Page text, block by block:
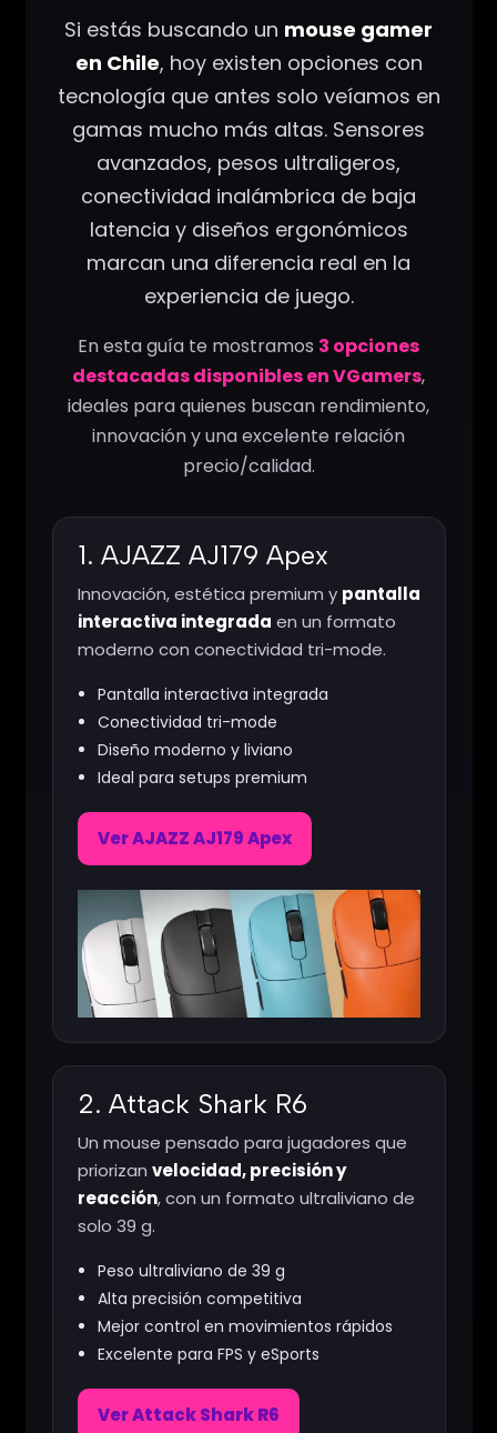
Si estás buscando un mouse gamer
en Chile, hoy existen opciones con
tecnología que antes solo veíamos en
gamas mucho más altas. Sensores
avanzados, pesos ultraligeros,
conectividad inalámbrica de baja
latencia y diseños ergonómicos
marcan una diferencia real en la
experiencia de juego.
En esta guía te mostramos 3 opciones
destacadas disponibles en VGamers,
ideales para quienes buscan rendimiento,
innovación y una excelente relación
precio/calidad.
1. AJAZZ AJ179 Apex
Innovación, estética premium y pantalla
interactiva integrada en un formato
moderno con conectividad tri-mode.
Pantalla interactiva integrada
Conectividad tri-mode
Diseño moderno y liviano
Ideal para setups premium
Ver AJAZZ AJ179 Apex
2. Attack Shark R6
Un mouse pensado para jugadores que
priorizan velocidad, precisión y
reacción, con un formato ultraliviano de
solo 39 g.
Peso ultraliviano de 39 g
Alta precisión competitiva
Mejor control en movimientos rápidos
Excelente para FPS y eSports
Ver Attack Shark R6